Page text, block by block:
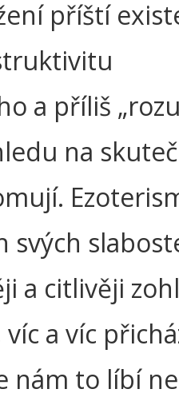
příští
a příliš
na
svých
a citlivěji
a víc
nám to líbí